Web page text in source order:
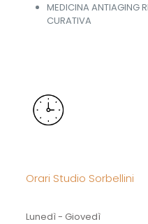
MEDICINA ANTIAGING
CURATIVA
Orari Studio Sorbellini
Lunedì - Giovedì